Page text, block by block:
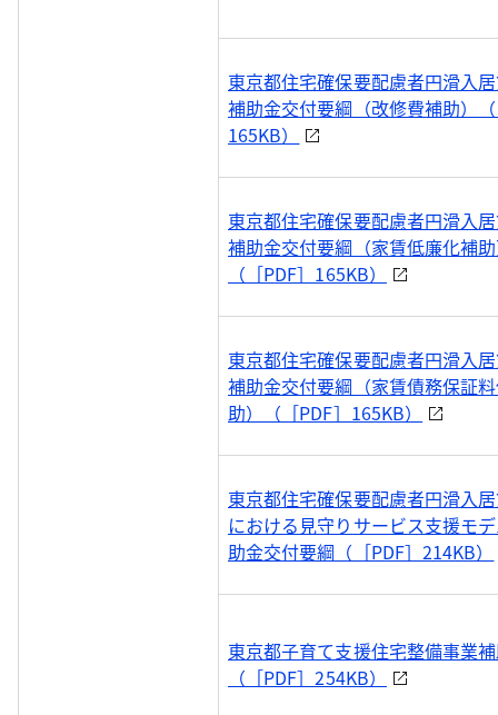
東京都住宅確保要配慮者円滑入
補助金交付要綱（改修費補助）
165KB）
東京都住宅確保要配慮者円滑入
補助金交付要綱（家賃低廉化補
（［PDF］165KB）
東京都住宅確保要配慮者円滑入
補助金交付要綱（家賃債務保証
助）（［PDF］165KB）
東京都住宅確保要配慮者円滑入
における見守りサービス支援モ
助金交付要綱（［PDF］214KB）
東京都子育て支援住宅整備事業
（［PDF］254KB）